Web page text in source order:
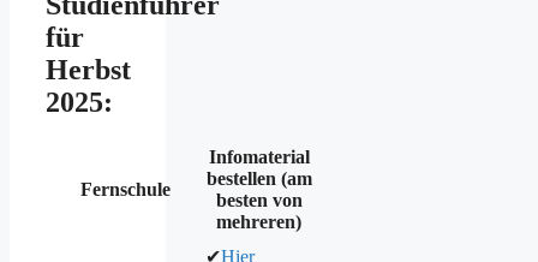
für
Herbst
2025:
Fernschule
Infomaterial
bestellen (am
besten von
mehreren)
✔Hier